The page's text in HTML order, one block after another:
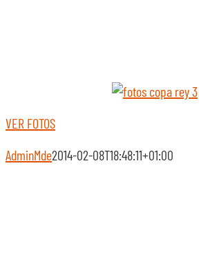
VER FOTOS
AdminMde2014-02-08T18:48:11+01:00